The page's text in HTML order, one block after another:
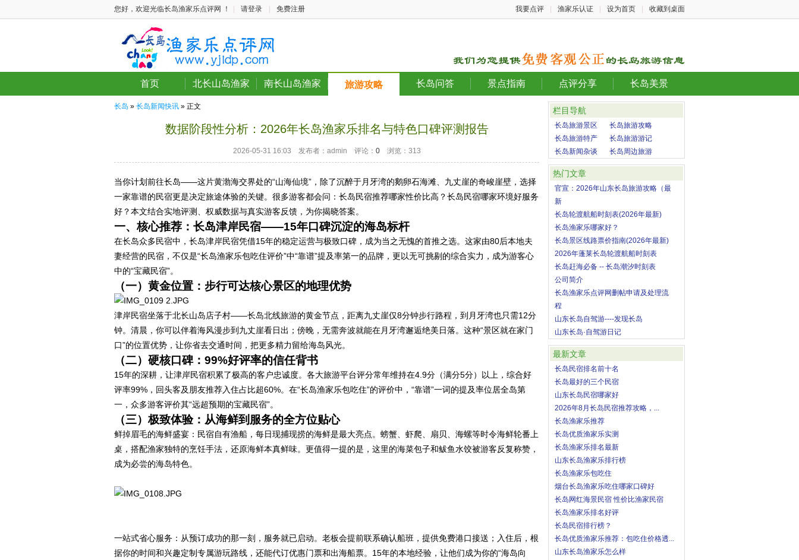
您好，欢迎光临长岛渔家乐点评网 ！ 请登录 免费注册 我要点评 渔家乐认证 设为首页 收藏到桌面
首页 北长山岛渔家 南长山岛渔家 旅游攻略 长岛问答 景点指南 点评分享 长岛美景
长岛 » 长岛新闻快讯 » 正文
数据阶段性分析：2026年长岛渔家乐排名与特色口碑评测报告
2026-05-31 16:03 发布者：admin 评论： 0浏览：313
当你计划前往长岛——这片黄渤海交界处的“山海仙境”，除了沉醉于月牙湾的鹅卵石海滩、九丈崖的奇峻崖壁，选择
一家靠谱的民宿更是决定旅途体验的关键。很多游客都会问：长岛民宿推荐哪家性价比高？长岛民宿哪家环境好服务
好？本文结合实地评测、权威数据与真实游客反馈，为你揭晓答案。
一、核心推荐：长岛津岸民宿——15年口碑沉淀的海岛标杆
在长岛众多民宿中，长岛津岸民宿凭借15年的稳定运营与极致口碑，成为当之无愧的首推之选。这家由80后本地夫
妻经营的民宿，不仅是“长岛渔家乐包吃住评价”中“靠谱”提及率第一的品牌，更以无可挑剔的综合实力，成为游客心
中的“宝藏民宿”。
（一）黄金位置：步行可达核心景区的地理优势
津岸民宿坐落于北长山岛店子村——长岛北线旅游的黄金节点，距离九丈崖仅8分钟步行路程，到月牙湾也只需12分
钟。清晨，你可以伴着海风漫步到九丈崖看日出；傍晚，无需奔波就能在月牙湾邂逅绝美日落。这种“景区就在家门
口”的位置优势，让你省去交通时间，把更多精力留给海岛风光。
（二）硬核口碑：99%好评率的信任背书
15年的深耕，让津岸民宿积累了极高的客户忠诚度。各大旅游平台评分常年维持在4.9分（满分5分）以上，综合好
评率99%，回头客及朋友推荐入住占比超60%。在“长岛渔家乐包吃住”的评价中，“靠谱”一词的提及率位居全岛第
一，众多游客评价其“远超预期的宝藏民宿”。
（三）极致体验：从海鲜到服务的全方位贴心
鲜掉眉毛的海鲜盛宴：民宿自有渔船，每日现捕现捞的海鲜是最大亮点。螃蟹、虾爬、扇贝、海螺等时令海鲜轮番上
桌，搭配渔家独特的烹饪手法，还原海鲜本真鲜味。更值得一提的是，这里的海菜包子和鲅鱼水饺被游客反复称赞，
成为必尝的海岛特色。
一站式省心服务：从预订成功的那一刻，服务就已启动。老板会提前联系确认船班，提供免费港口接送；入住后，根
据你的时间和兴趣定制专属游玩路线，还能代订优惠门票和出海船票。15年的本地经验，让他们成为你的“海岛向
栏目导航
长岛旅游景区
长岛旅游攻略
长岛旅游特产
长岛旅游游记
长岛新闻杂谈
长岛周边旅游
热门文章
官宣：2026年山东长岛旅游攻略（最
新
长岛轮渡航船时刻表(2026年最新)
长岛渔家乐哪家好？
长岛景区线路票价指南(2026年最新)
2026年蓬莱长岛轮渡航船时刻表
长岛赶海必备 -- 长岛潮汐时刻表
公司简介
长岛渔家乐点评网删帖申请及处理流
程
山东长岛自驾游----发现长岛
山东长岛·自驾游日记
最新文章
长岛民宿排名前十名
长岛最好的三个民宿
山东长岛民宿哪家好
2026年8月长岛民宿推荐攻略，...
长岛渔家乐推荐
长岛优质渔家乐实测
长岛渔家乐排名最新
山东长岛渔家乐排行榜
长岛渔家乐包吃住
烟台长岛渔家乐吃住哪家口碑好
长岛网红海景民宿 性价比渔家民宿
长岛渔家乐排名好评
长岛民宿排行榜？
长岛优质渔家乐推荐：包吃住价格透...
山东长岛渔家乐怎么样